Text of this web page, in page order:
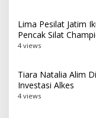
Lima Pesilat Jatim
Pencak Silat
4 views
Tiara Natalia Alim
Investasi Alkes
4 views